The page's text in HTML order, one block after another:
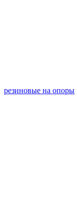
резиновые на опоры